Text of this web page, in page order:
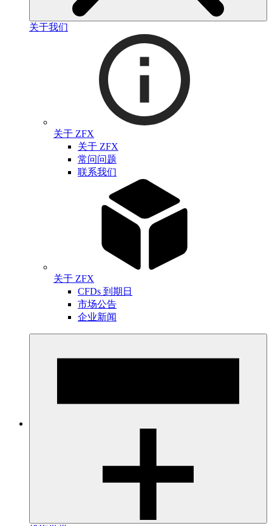
关于我们
关于 ZFX
关于 ZFX
常问问题
联系我们
关于 ZFX
CFDs 到期日
市场公告
企业新闻